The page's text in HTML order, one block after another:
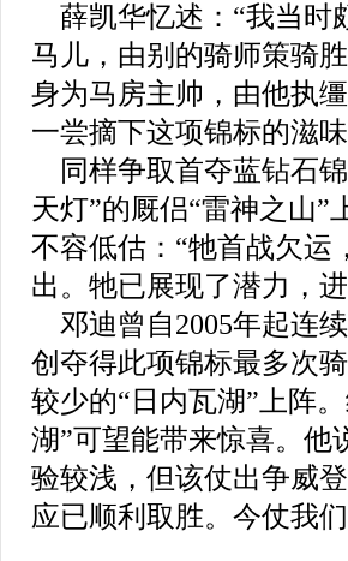
薛凯华忆述：“我当时
马儿，由别的骑师策骑
身为马房主帅，由他执
一尝摘下这项锦标的滋
同样争取首夺蓝钻石
天灯”的厩侣“雷神之山”
不容低估：“牠首战欠运
出。牠已展现了潜力，
邓迪曾自2005年起连
创夺得此项锦标最多次
较少的“日内瓦湖”上阵
湖”可望能带来惊喜。他
验较浅，但该仗出争威
应已顺利取胜。今仗我